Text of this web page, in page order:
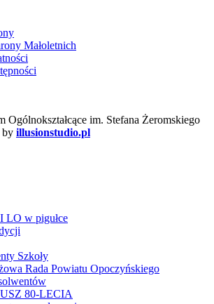
Małoletnich
im. Stefana Żeromskiego
by illusionstudio.pl
LO w pigułce
Szkoły
Rada Powiatu Opoczyńskiego
80-LECIA